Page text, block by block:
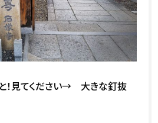
！見てください→ 大きな釘抜